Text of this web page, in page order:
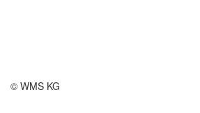
© WMS KG